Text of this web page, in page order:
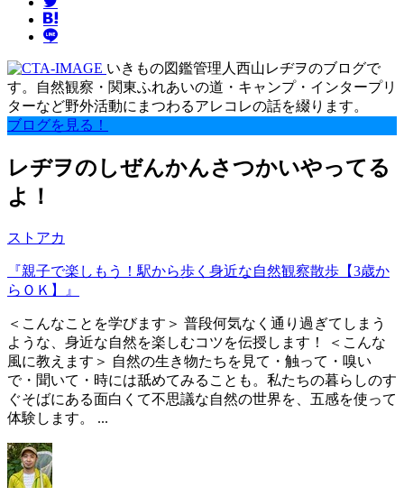
いきもの図鑑管理人西山レヂヲのブログで
す。自然観察・関東ふれあいの道・キャンプ・インタープリ
ターなど野外活動にまつわるアレコレの話を綴ります。
ブログを見る！
レヂヲのしぜんかんさつかいやってる
よ！
ストアカ
『親子で楽しもう！駅から歩く身近な自然観察散歩【3歳か
らＯＫ】』
＜こんなことを学びます＞ 普段何気なく通り過ぎてしまう
ような、身近な自然を楽しむコツを伝授します！ ＜こんな
風に教えます＞ 自然の生き物たちを見て・触って・嗅い
で・聞いて・時には舐めてみることも。私たちの暮らしのす
ぐそばにある面白くて不思議な自然の世界を、五感を使って
体験します。 ...